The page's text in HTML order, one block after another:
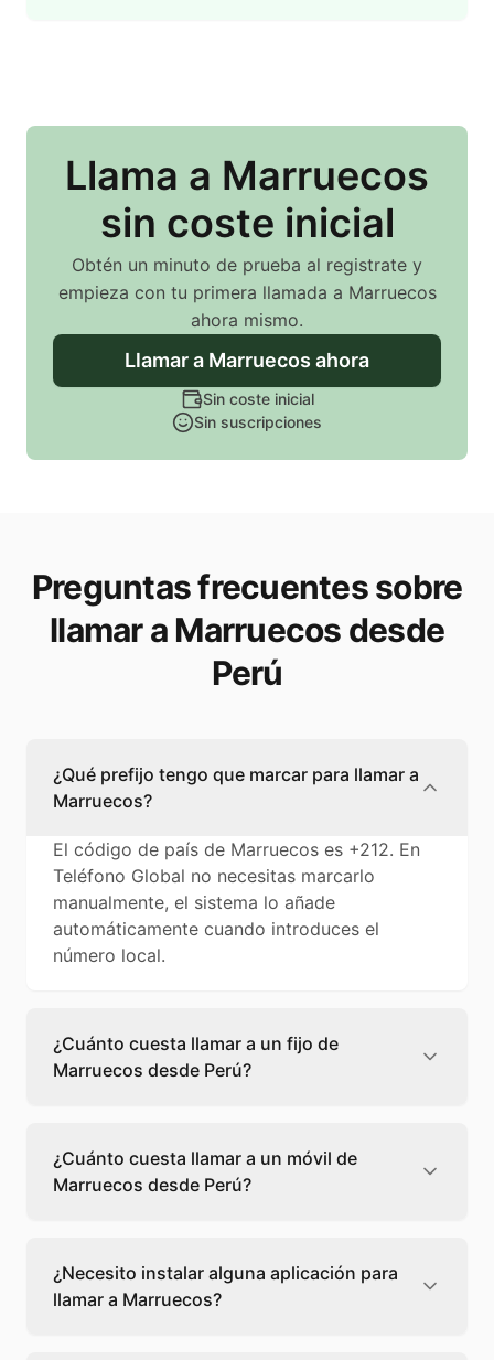
Llama a Marruecos
sin coste inicial
Obtén un minuto de prueba al registrate y
empieza con tu primera llamada a Marruecos
ahora mismo.
Llamara Marruecos ahora
Sin coste inicial
Sin suscripciones
Preguntas frecuentes sobre
llamar a Marruecos desde
Perú
¿Qué prefijo tengo que marcar para llamar a
Marruecos?
El código de país de Marruecos es +212. En
Teléfono Global no necesitas marcarlo
manualmente, el sistema lo añade
automáticamente cuando introduces el
número local.
¿Cuánto cuesta llamar a un fijo de
Marruecos desde Perú?
cuesta 0,85 €/min con Teléfono Global. Verás
el precio exacto antes de marcar para que
sepas qué vas a gastar.
¿Cuánto cuesta llamar a un móvil de
Marruecos desde Perú?
cuesta 1,50 €/min con Teléfono Global. Pagas
solo los minutos que hablas, sin cuotas ni
permanencia.
¿Necesito instalar alguna aplicación para
llamar a Marruecos?